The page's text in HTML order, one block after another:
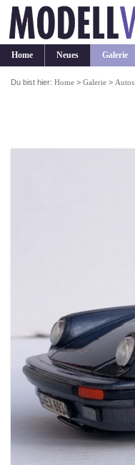
Home Neues Galerie
Du bist hier:Home >Galerie > Autos